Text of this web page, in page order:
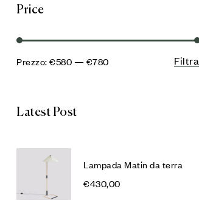
Price
Filtra
Prezzo: €580 — €780
Latest Post
Lampada Matin da terra
€430,00